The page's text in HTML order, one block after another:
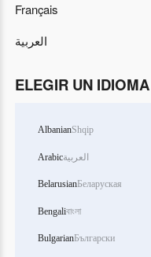
Français
العربية
ELEGIR UN IDIOMA
AlbanianShqip
Arabicالعربية
BelarusianБеларуская
Bengaliবাংলা
BulgarianБългарски